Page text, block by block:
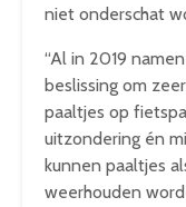
niet onderschat
“Al in 2019
beslissing om
paaltjes op
uitzondering én
kunnen paaltjes
weerhouden